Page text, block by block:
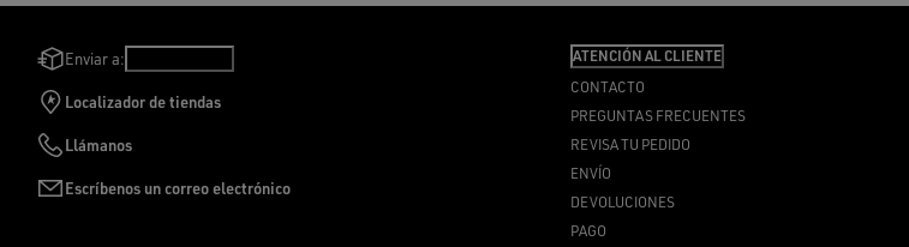
Enviar a:
Localizador de tiendas
Llámanos
Escríbenos un correo electrónico
ATENCIÓN AL CLIENTE
CONTACTO
PREGUNTAS FRECUENTES
REVISA TU PEDIDO
ENVÍO
DEVOLUCIONES
PAGO